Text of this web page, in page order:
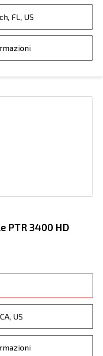
FL, US
PTR 3400 HD
US